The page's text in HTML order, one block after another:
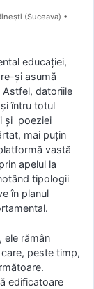
(Suceava) •
educației,
și asumă
Astfel, datoriile
întru totul
și poeziei
mai puțin
vastă
apelul la
tipologii
în planul
ele rămân
peste timp,
edificatoare